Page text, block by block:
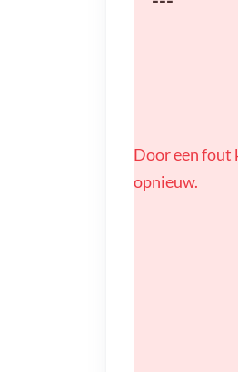
Door een fout
opnieuw.